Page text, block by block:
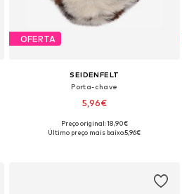
OFERTA
SEIDENFELT
Porta-chave
5,96€
Tamanhos disponíveis: One Size
Preço original: 18,90€
Último preço mais baixo:5,96€